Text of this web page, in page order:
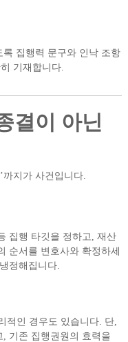
집행력 문구와 인낙 조항
기재합니다.
결이 아닌
지가 사건입니다.
집행 타깃을 정하고, 재산
순서를 변호사와 확정하세
정해집니다.
적인 경우도 있습니다. 단,
기존 집행권원의 효력을